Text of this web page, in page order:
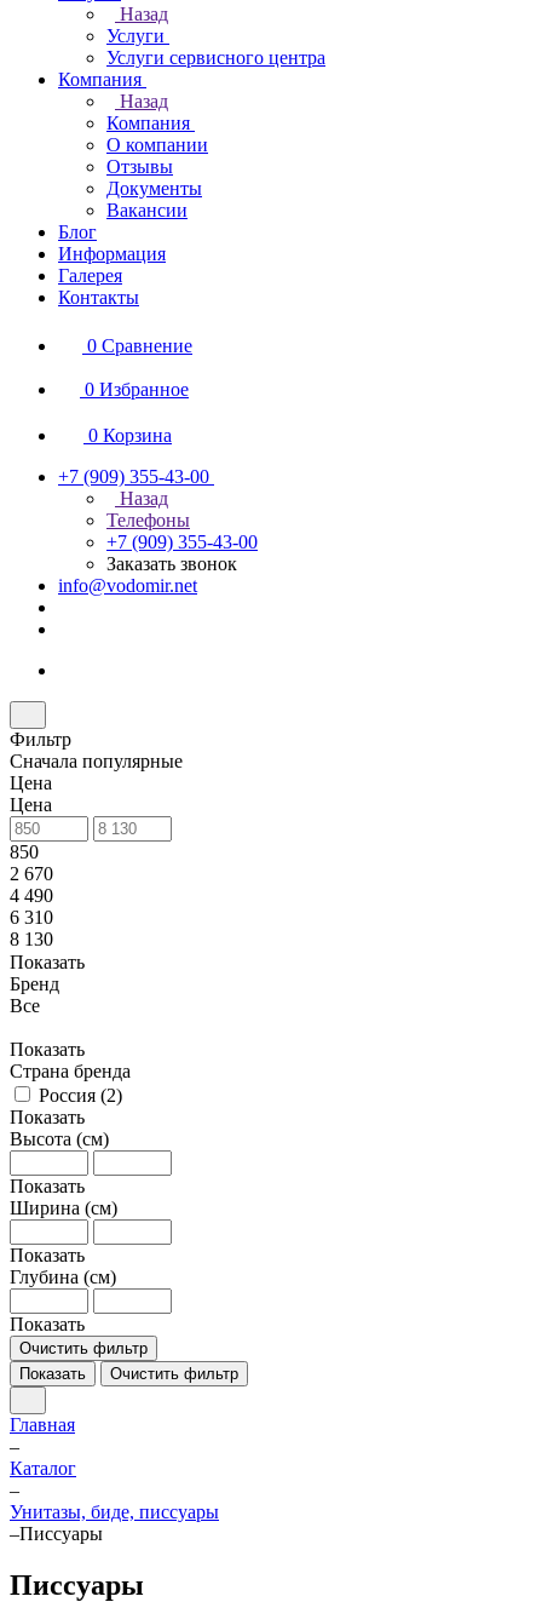
Назад
Услуги
Услуги сервисного центра
Компания
Назад
Компания
О компании
Отзывы
Документы
Вакансии
Блог
Информация
Галерея
Контакты
0 Сравнение
0 Избранное
0 Корзина
+7 (909) 355-43-00
Назад
Телефоны
+7 (909) 355-43-00
Заказать звонок
info@vodomir.net
Фильтр
Сначала популярные
Цена
Цена
850
2 670
4 490
6 310
8 130
Показать
Бренд
Все
Показать
Страна бренда
Россия (2)
Показать
Высота (см)
Показать
Ширина (см)
Показать
Глубина (см)
Показать
Очистить фильтр
Показать
Очистить фильтр
Главная
–
Каталог
–
Унитазы, биде, писсуары
–Писсуары
Писсуары